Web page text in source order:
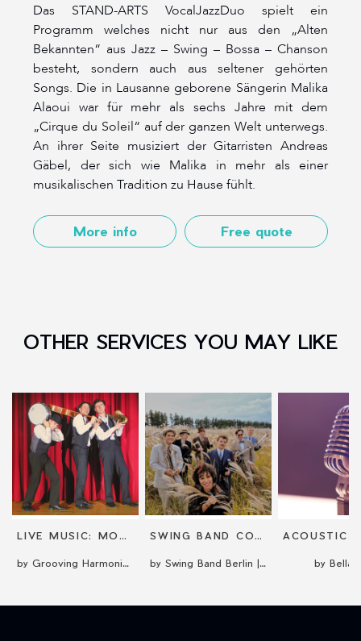
Das STAND-ARTS VocalJazzDuo spielt ein
Programm welches nicht nur aus den „Alten
Bekannten“ aus Jazz – Swing – Bossa – Chanson
besteht, sondern auch aus seltener gehörten
Songs. Die in Lausanne geborene Sängerin Malika
Alaoui war für mehr als sechs Jahre mit dem
„Cirque du Soleil“ auf der ganzen Welt unterwegs.
An ihrer Seite musiziert der Gitarristen Andreas
Gäbel, der sich wie Malika in mehr als einer
musikalischen Tradition zu Hause fühlt.
More info Free quote
OTHER SERVICES YOU MAY LIKE
LIVE MUSIC: MOBILE AND ON-STAGE
by Grooving Harmonists
SWING BAND CONCERT
by Swing Band Berlin | 20er bis 50er Jahre by